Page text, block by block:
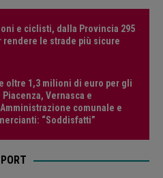
e ciclisti, dalla Provincia 295
rendere le strade più sicure
oltre 1,3 milioni di euro per gli
Piacenza, Vernasca e
comunale e
“Soddisfatti”